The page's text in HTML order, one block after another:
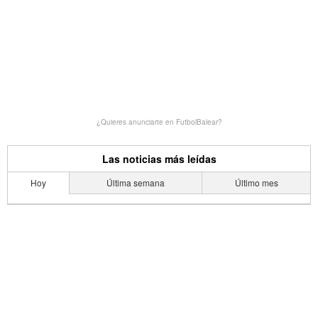
¿Quieres anunciarte en FutbolBalear?
Las noticias más leídas
Hoy Última semana Último mes